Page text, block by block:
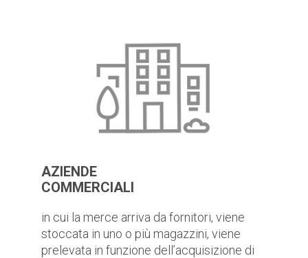
AZIENDE
COMMERCIALI
in cui la merce arriva da fornitori, viene
stoccata in uno o più magazzini, viene
prelevata in funzione dell’acquisizione di